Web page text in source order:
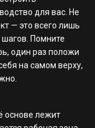
для вас. Не
— это всего лишь
Помните
один раз положи
на самом верху,
основе лежит